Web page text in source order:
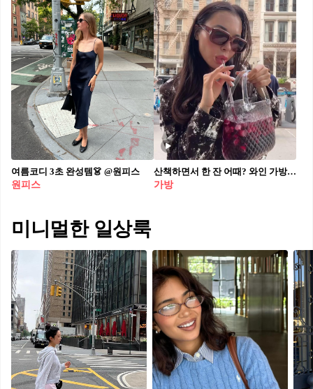
여름코디 3초 완성템👗 @원피스
원피스
산책하면서 한 잔 어때? 와인 가방으로 일상에 여유 한 모금🍇 @이거다
가방
미니멀한 일상룩